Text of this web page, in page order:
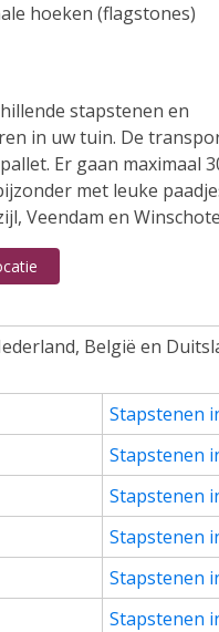
hoeken (flagstones)
stapstenen en
in uw tuin. De
Er gaan maximaal
met leuke
Veendam en
België en
Stapstenen
Stapstenen
Stapstenen
Stapstenen
Stapstenen
Stapstenen